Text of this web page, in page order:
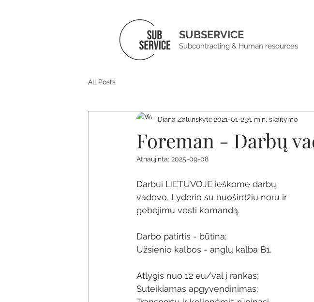
SUBSERVICE
Subcontracting & Human resources
All Posts
Foreman - Darbų
Diana Zalunskytė2021-01-231 min. skaitymo
Atnaujinta: 2025-09-08
Darbui LIETUVOJE ieškome darbų
vadovo, Lyderio su nuoširdžiu noru ir
gebėjimu vesti komandą.
Darbo patirtis - būtina;
Užsienio kalbos - anglų kalba B1.
Atlygis nuo 12 eu/val į rankas;
Suteikiamas apgyvendinimas;